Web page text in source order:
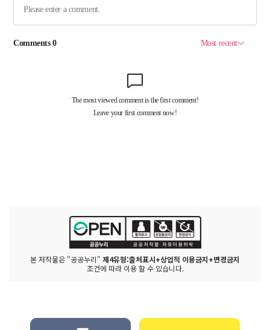
본 저작물은 "공공누리" 제4유형:출처표시+상업적 이용금지+변경금지
조건에 따라 이용 할 수 있습니다.